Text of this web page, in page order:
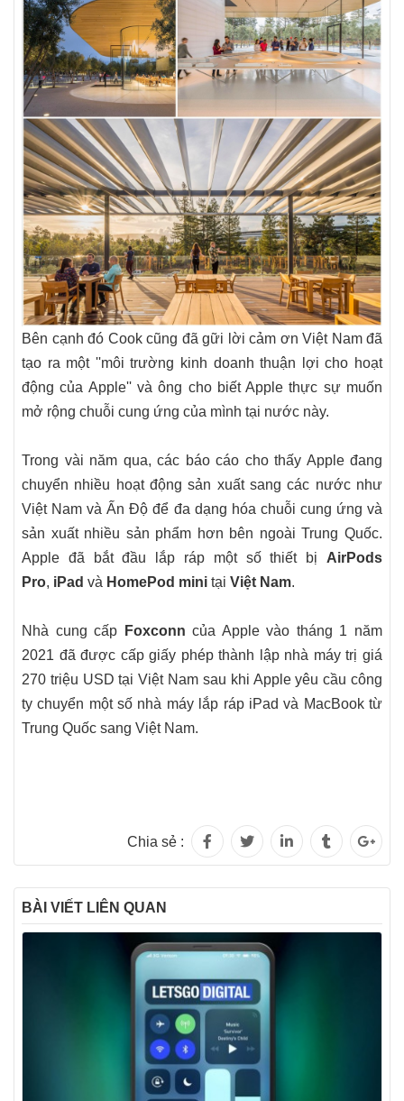
Bên cạnh đó Cook cũng đã gữi lời cảm ơn Việt Nam đã
tạo ra một ''môi trường kinh doanh thuận lợi cho hoạt
động của Apple'' và ông cho biết Apple thực sự muốn
mở rộng chuỗi cung ứng của mình tại nước này.
Trong vài năm qua, các báo cáo cho thấy Apple đang
chuyển nhiều hoạt động sản xuất sang các nước như
Việt Nam và Ấn Độ để đa dạng hóa chuỗi cung ứng và
sản xuất nhiều sản phẩm hơn bên ngoài Trung Quốc.
Apple đã bắt đầu lắp ráp một số thiết bị AirPods
Pro, iPad và HomePod mini tại Việt Nam.
Nhà cung cấp Foxconn của Apple vào tháng 1 năm
2021 đã được cấp giấy phép thành lập nhà máy trị giá
270 triệu USD tại Việt Nam sau khi Apple yêu cầu công
ty chuyển một số nhà máy lắp ráp iPad và MacBook từ
Trung Quốc sang Việt Nam.
Chia sẻ :
BÀI VIẾT LIÊN QUAN